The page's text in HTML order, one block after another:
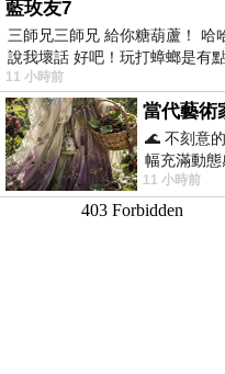
藍玫友7
三師兄三師兄 給你糖葫蘆！ 哈
說我壞話 好吧！玩打蟑螂是有
11 小時前
🌊 不刻意
幅充滿動
藍色顏料在
11 小時前